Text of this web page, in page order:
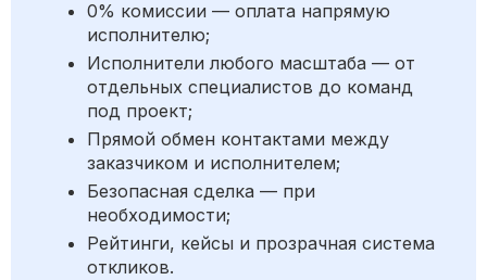
0% комиссии — оплата напрямую
исполнителю;
Исполнители любого масштаба — от
отдельных специалистов до команд
под проект;
Прямой обмен контактами между
заказчиком и исполнителем;
Безопасная сделка — при
необходимости;
Рейтинги, кейсы и прозрачная система
откликов.